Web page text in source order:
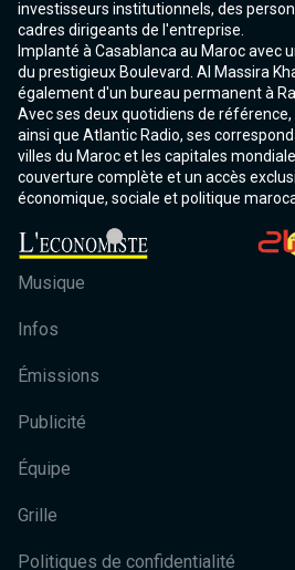
investisseurs institutionnels, des
cadres dirigeants de l'entreprise.
Implanté à Casablanca au Maroc avec
du prestigieux Boulevard. Al Massira
également d'un bureau permanent à
Avec ses deux quotidiens de
ainsi que Atlantic Radio, ses
villes du Maroc et les capitales
couverture complète et un accès
économique, sociale et politique
Musique
Infos
Émissions
Publicité
Équipe
Grille
Politiques de confidentialité